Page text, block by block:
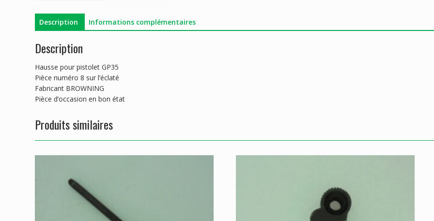
Description Informations complémentaires
Description
Hausse pour pistolet GP35
Pièce numéro 8 sur l’éclaté
Fabricant BROWNING
Pièce d’occasion en bon état
Produits similaires